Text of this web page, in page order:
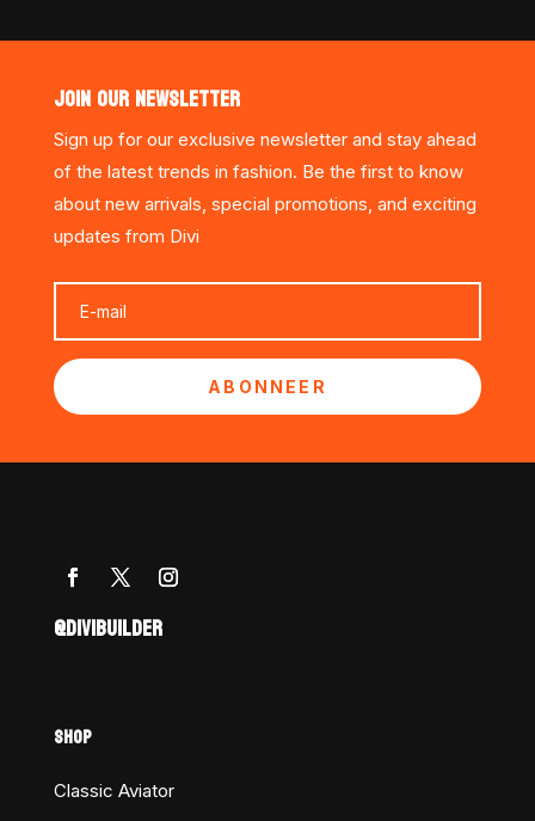
JOIN OUR NEWSLETTER
Sign up for our exclusive newsletter and stay ahead
of the latest trends in fashion. Be the first to know
about new arrivals, special promotions, and exciting
updates from Divi
ABONNEER
@DIVIBUILDER
SHOP
Classic Aviator